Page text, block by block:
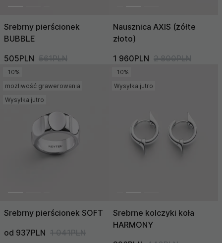
Srebrny pierścionek
BUBBLE
505PLN 561PLN
Nausznica AXIS (żółte
złoto)
1 960PLN 2 800PLN
-10%
możliwość grawerowania
Wysyłka jutro
Srebrny pierścionek SOFT
od 937PLN 1 041PLN
-10%
Wysyłka jutro
Srebrne kolczyki koła
HARMONY